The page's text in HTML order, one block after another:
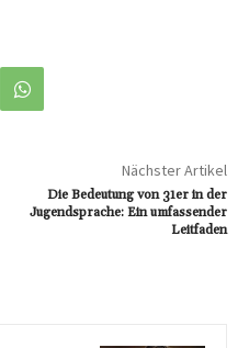
Nächster Artikel
Die Bedeutung von 31er in der
Jugendsprache: Ein umfassender
Leitfaden